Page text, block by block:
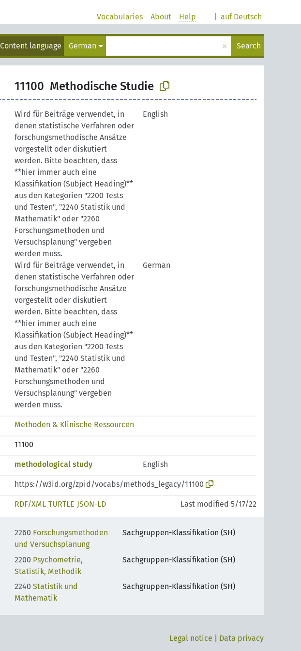
auf Deutsch
Vocabularies About Help
Content language German × Search
11100 Methodische Studie
Wird für Beiträge verwendet, in
denen statistische Verfahren oder
forschungsmethodische Ansätze
vorgestellt oder diskutiert
werden. Bitte beachten, dass
**hier immer auch eine
Klassifikation (Subject Heading)**
aus den Kategorien "2200 Tests
und Testen", "2240 Statistik und
Mathematik" oder "2260
Forschungsmethoden und
Versuchsplanung" vergeben
werden muss.
English
Wird für Beiträge verwendet, in
denen statistische Verfahren oder
forschungsmethodische Ansätze
vorgestellt oder diskutiert
werden. Bitte beachten, dass
**hier immer auch eine
Klassifikation (Subject Heading)**
aus den Kategorien "2200 Tests
und Testen", "2240 Statistik und
Mathematik" oder "2260
Forschungsmethoden und
Versuchsplanung" vergeben
werden muss.
German
Methoden & Klinische Ressourcen
11100
methodological study English
https://w3id.org/zpid/vocabs/methods_legacy/11100
RDF/XML TURTLE JSON-LD Last modified 5/17/22
2260 Forschungsmethoden
und Versuchsplanung
Sachgruppen-Klassifikation (SH)
2200 Psychometrie,
Statistik, Methodik
Sachgruppen-Klassifikation (SH)
2240 Statistik und
Mathematik
Sachgruppen-Klassifikation (SH)
Legal notice Data privacy